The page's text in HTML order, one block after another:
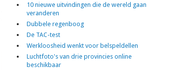
10 nieuwe uitvindingen die de wereld gaan
veranderen
Dubbele regenboog
De TAC-test
Werkloosheid wenkt voor belspeldellen
Luchtfoto's van drie provincies online
beschikbaar